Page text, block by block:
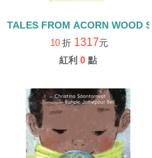
TALES FROM ACORN WOOD
10 折 1317元
紅利 0 點